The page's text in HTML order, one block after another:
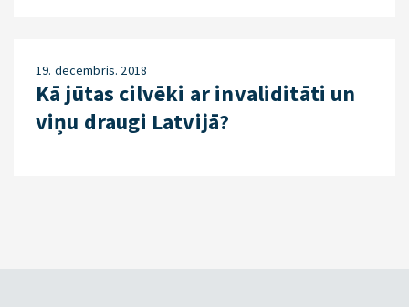
19. decembris. 2018
Kā jūtas cilvēki ar invaliditāti un
viņu draugi Latvijā?